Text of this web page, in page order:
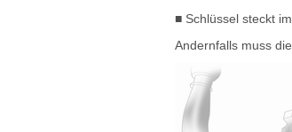
■ Schlüssel steckt
Andernfalls muss